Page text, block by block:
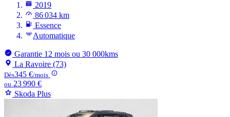
2019
86 034 km
Essence
Automatique
Garantie 12 mois ou 30 000kms
La Ravoire (73)
Dès345 €/mois
ou 23 990 €
Skoda Plus